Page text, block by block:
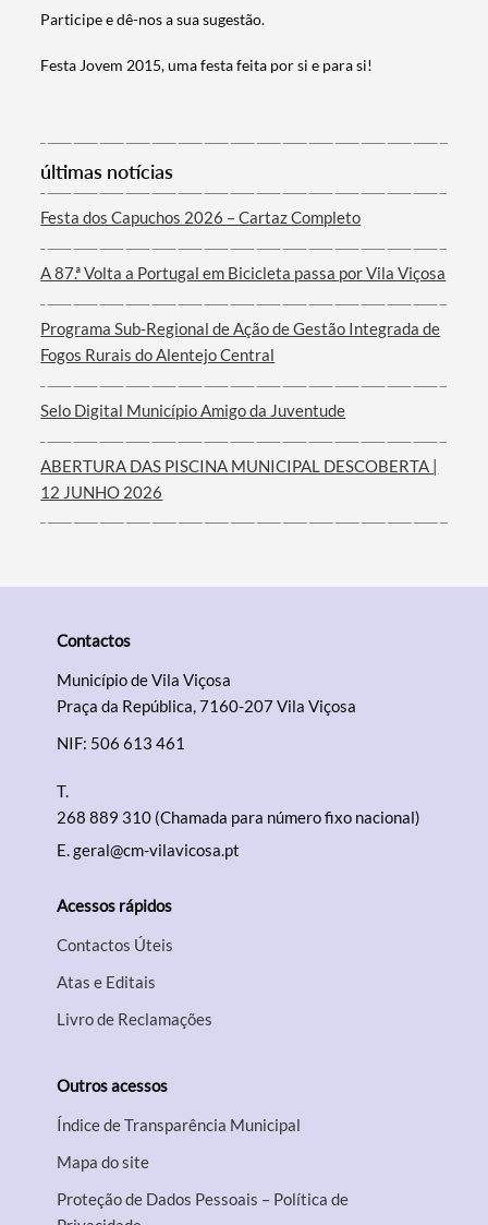
Termo de Pesquisa
Categorias gerais
Filtros
Participe e dê-nos a sua sugestão.
Festa Jovem 2015, uma festa feita por si e para si!
últimas notícias
Festa dos Capuchos 2026 – Cartaz Completo
A 87.ª Volta a Portugal em Bicicleta passa por Vila Viçosa
Programa Sub-Regional de Ação de Gestão Integrada de
Fogos Rurais do Alentejo Central
Selo Digital Município Amigo da Juventude
ABERTURA DAS PISCINA MUNICIPAL DESCOBERTA |
12 JUNHO 2026
Contactos
Município de Vila Viçosa
Praça da República, 7160-207 Vila Viçosa
NIF: 506 613 461
T.
268 889 310 (Chamada para número fixo nacional)
E.geral@cm-vilavicosa.pt
Acessos rápidos
Contactos Úteis
Atas e Editais
Livro de Reclamações
Outros acessos
Índice de Transparência Municipal
Mapa do site
Proteção de Dados Pessoais – Política de